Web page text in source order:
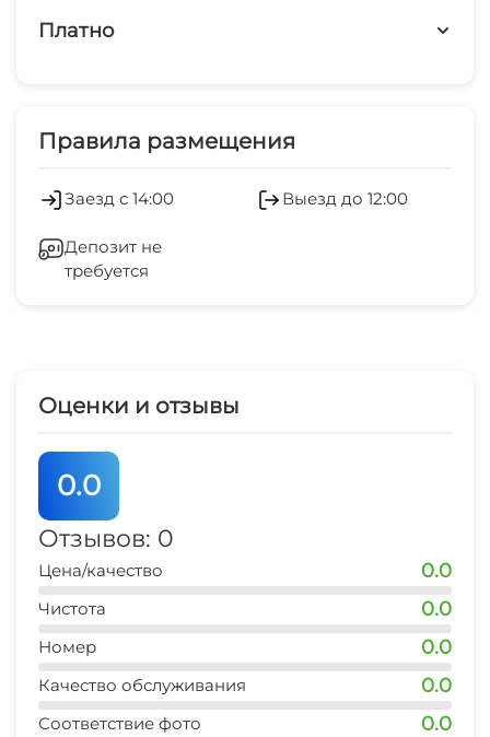
евро» и кухня-столовая сдаётся на
Платно
Правила размещения
Заезд с 14:00 Выезд до 12:00
Депозит не
требуется
Оценки и отзывы
0.0
Отзывов: 0
Цена/качество 0.0
Чистота 0.0
Номер 0.0
Качество обслуживания 0.0
Соответствие фото 0.0